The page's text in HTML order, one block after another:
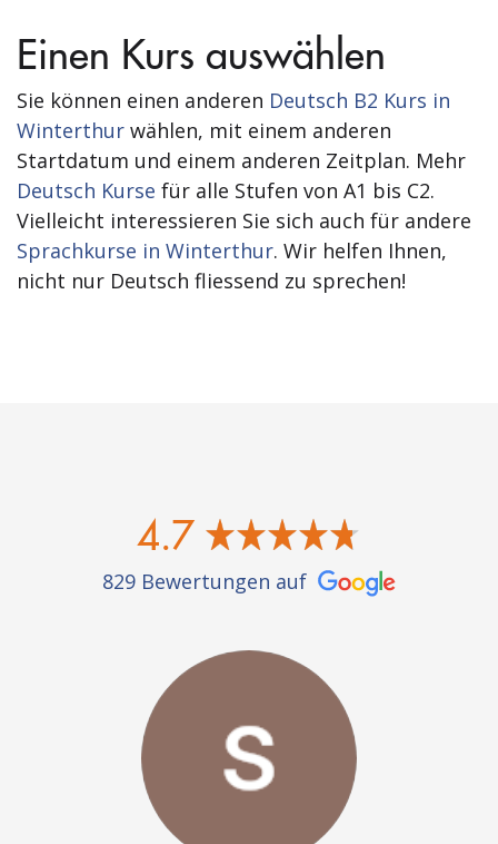
Einen Kurs auswählen
Sie können einen anderen Deutsch B2 Kurs in
Winterthur wählen, mit einem anderen
Startdatum und einem anderen Zeitplan. Mehr
Deutsch Kurse für alle Stufen von A1 bis C2.
Vielleicht interessieren Sie sich auch für andere
Sprachkurse in Winterthur. Wir helfen Ihnen,
nicht nur Deutsch fliessend zu sprechen!
4.7
829 Bewertungen auf